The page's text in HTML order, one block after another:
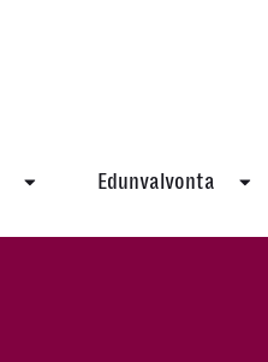
Edunvalvonta